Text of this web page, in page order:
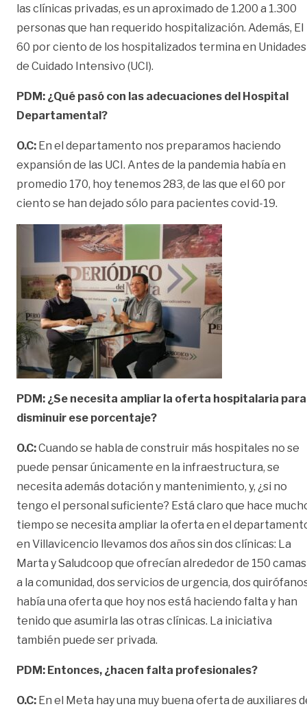
las clínicas privadas, es un aproximado de 1.200 a 1.300
personas que han requerido hospitalización. Además, El
60 por ciento de los hospitalizados termina en Unidades
de Cuidado Intensivo (UCI).
PDM: ¿Qué pasó con las adecuaciones del Hospital
Departamental?
O.C: En el departamento nos preparamos haciendo
expansión de las UCI. Antes de la pandemia había en
promedio 170, hoy tenemos 283, de las que el 60 por
ciento se han dejado sólo para pacientes covid-19.
PDM: ¿Se necesita ampliar la oferta hospitalaria para
disminuir ese porcentaje?
O.C:Cuando se habla de construir más hospitales no se
puede pensar únicamente en la infraestructura, se
necesita además dotación y mantenimiento, y, ¿si no
tengo el personal suficiente? Está claro que hace
tiempo se necesita ampliar la oferta en el
en Villavicencio llevamos dos años sin dos clínicas: La
Marta y Saludcoop que ofrecían alrededor de 150 camas
a la comunidad, dos servicios de urgencia, dos
había una oferta que hoy nos está haciendo falta y han
tenido que asumirla las otras clínicas. La iniciativa
también puede ser privada.
PDM: Entonces, ¿hacen falta profesionales?
O.C: En el Meta hay una muy buena oferta de auxiliares